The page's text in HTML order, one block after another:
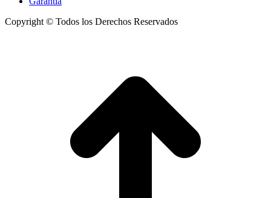
Copyright © Todos los Derechos Reservados